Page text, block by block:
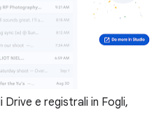
Drive e registrali in Fogli,